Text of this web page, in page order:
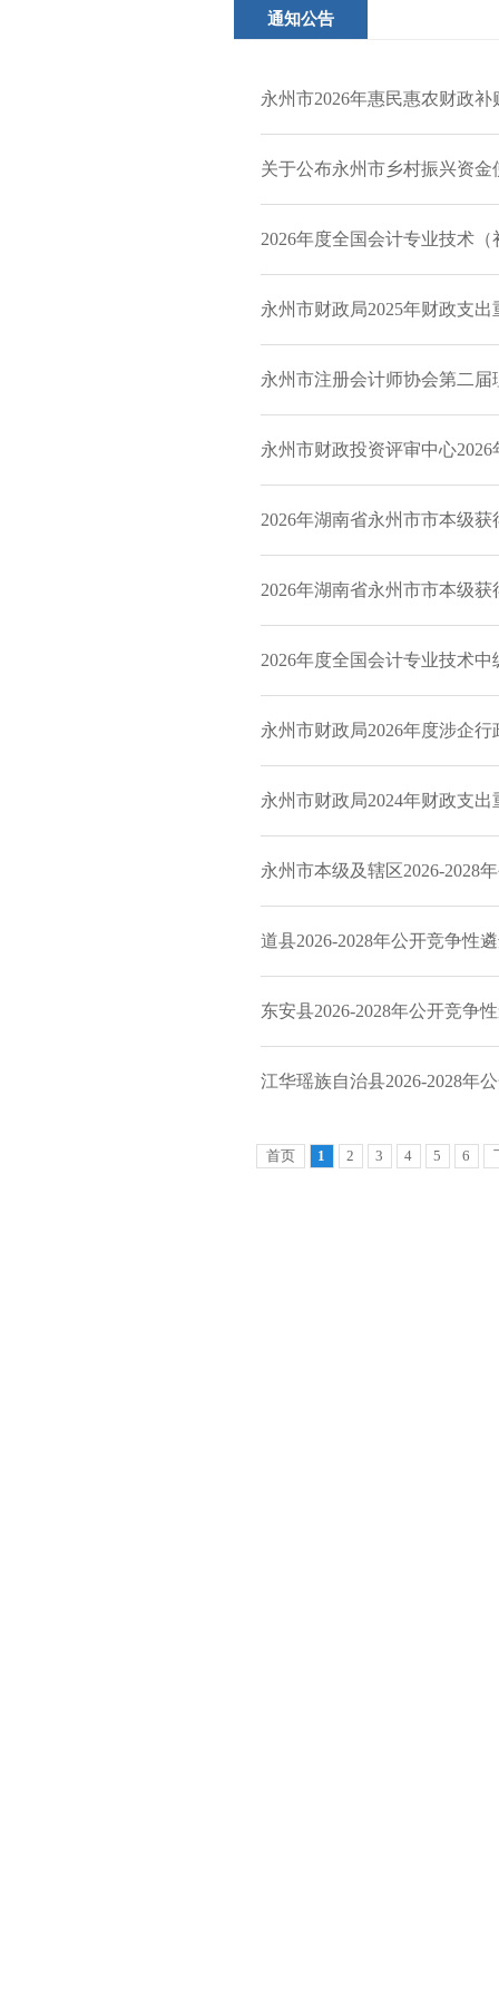
通知公告
永州市2026年惠民惠农财政补
关于公布永州市乡村振兴资
2026年度全国会计专业技术
永州市财政局2025年财政支
永州市注册会计师协会第二
永州市财政投资评审中心
2026年湖南省永州市市本级
2026年湖南省永州市市本级
2026年度全国会计专业技术
永州市财政局2026年度涉企行
永州市财政局2024年财政支
永州市本级及辖区2026-2028
道县2026-2028年公开竞争性
东安县2026-2028年公开竞争
江华瑶族自治县2026-2028年
首页 1 2 3 4 5 6